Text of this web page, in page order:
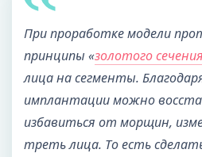
При проработке модели
принципы «золотого сечения
лица на сегменты.
имплантации можно
избавиться от морщин,
треть лица. То есть